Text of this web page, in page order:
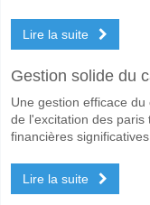
Lire la suite
Gestion solide du
Une gestion efficace
de l'excitation des
financières significatives.
Lire la suite